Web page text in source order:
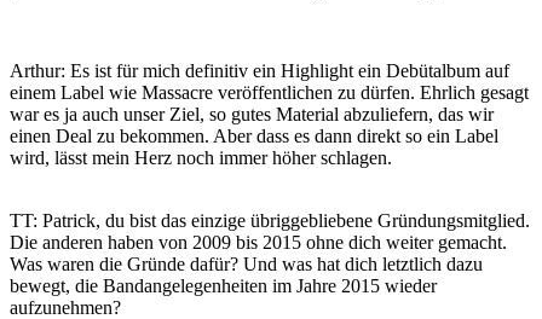
Arthur: Es ist für mich definitiv ein Highlight ein Debütalbum auf
einem Label wie Massacre veröffentlichen zu dürfen. Ehrlich gesagt
war es ja auch unser Ziel, so gutes Material abzuliefern, das wir
einen Deal zu bekommen. Aber dass es dann direkt so ein Label
wird, lässt mein Herz noch immer höher schlagen.
TT: Patrick, du bist das einzige übriggebliebene Gründungsmitglied.
Die anderen haben von 2009 bis 2015 ohne dich weiter gemacht.
Was waren die Gründe dafür? Und was hat dich letztlich dazu
bewegt, die Bandangelegenheiten im Jahre 2015 wieder
aufzunehmen?